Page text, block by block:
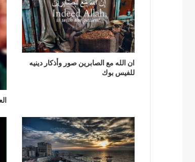
ان الله مع الصابرين صور وأذكار دينيه
للفيس بوك